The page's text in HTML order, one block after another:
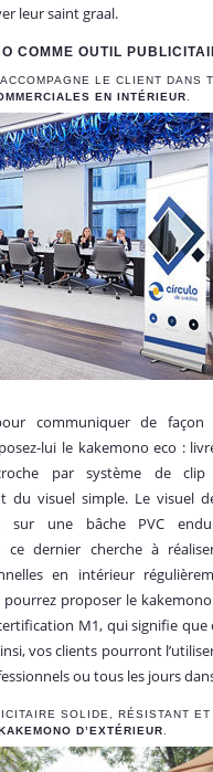
leur saint graal.
COMME OUTIL
LE CLIENT DANS
EN INTÉRIEUR
communiquer de façon
lui le kakemono eco :
par système de
du visuel simple. Le visuel
sur une bâche PVC
ce dernier cherche à
en intérieur
pourrez proposer le
M1, qui signifie que
vos clients pourront
ou tous les jours
SOLIDE, RÉSISTANT ET
D’EXTÉRIEUR